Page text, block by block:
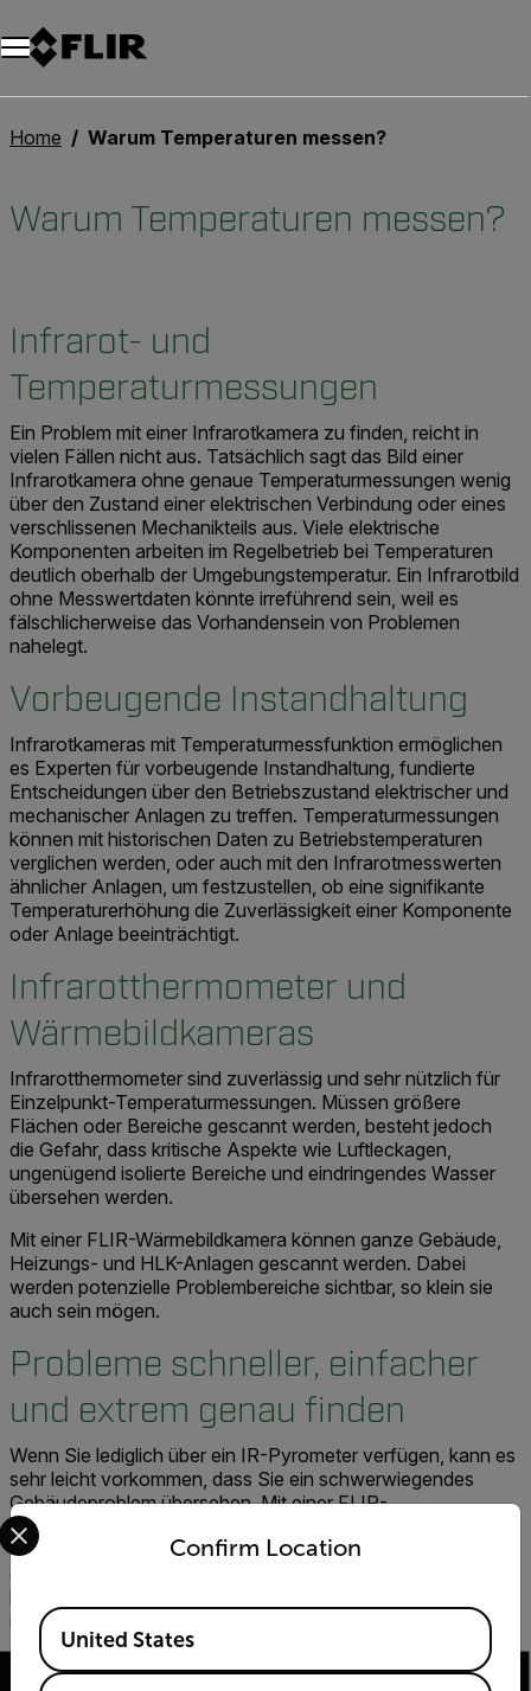
Unread messages
Modell
Entfernen
Elemente
Element
In den Warenkorb
Im Warenkorb
Home Warum Temperaturen messen?
Warum Temperaturen messen?
Infrarot- und
Temperaturmessungen
Ein Problem mit einer Infrarotkamera zu finden, reicht in
vielen Fällen nicht aus. Tatsächlich sagt das Bild einer
Infrarotkamera ohne genaue Temperaturmessungen wenig
über den Zustand einer elektrischen Verbindung oder eines
verschlissenen Mechanikteils aus. Viele elektrische
Komponenten arbeiten im Regelbetrieb bei Temperaturen
deutlich oberhalb der Umgebungstemperatur. Ein Infrarotbild
ohne Messwertdaten könnte irreführend sein, weil es
fälschlicherweise das Vorhandensein von Problemen
nahelegt.
Vorbeugende Instandhaltung
Infrarotkameras mit Temperaturmessfunktion ermöglichen
es Experten für vorbeugende Instandhaltung, fundierte
Entscheidungen über den Betriebszustand elektrischer und
mechanischer Anlagen zu treffen. Temperaturmessungen
können mit historischen Daten zu Betriebstemperaturen
verglichen werden, oder auch mit den Infrarotmesswerten
ähnlicher Anlagen, um festzustellen, ob eine signifikante
Temperaturerhöhung die Zuverlässigkeit einer Komponente
oder Anlage beeinträchtigt.
Infrarotthermometer und
Wärmebildkameras
Infrarotthermometer sind zuverlässig und sehr nützlich für
Einzelpunkt-Temperaturmessungen. Müssen größere
Flächen oder Bereiche gescannt werden, besteht jedoch
die Gefahr, dass kritische Aspekte wie Luftleckagen,
ungenügend isolierte Bereiche und eindringendes Wasser
übersehen werden.
Mit einer FLIR-Wärmebildkamera können ganze Gebäude,
Heizungs- und HLK-Anlagen gescannt werden. Dabei
werden potenzielle Problembereiche sichtbar, so klein sie
auch sein mögen.
Probleme schneller, einfacher
und extrem genau finden
Wenn Sie lediglich über ein IR-Pyrometer verfügen, kann es
sehr leicht vorkommen, dass Sie ein schwerwiegendes
Gebäudeproblem übersehen. Mit einer FLIR-
Wärmebildkamera verschaffen Sie sich eine
Gesamtübersicht der Situation und erhalten sofort
diagnostisch relevante Informationen. Auf diese Weise
lassen sich Baumängel eines Gebäudes nicht nur
identifizieren, sondern auch quantifizieren.
Confirm Location
Select your preferred country and language from the
Available Locations
United States